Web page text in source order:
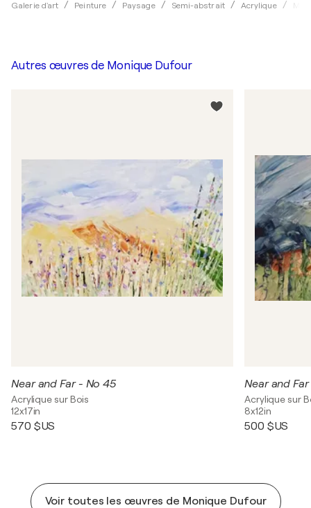
Galerie d'art Peinture Paysage Semi-abstrait Acrylique
Autres œuvres de Monique Dufour
Near and Far - No 45
Acrylique sur Bois
12x17in
570 $US
Near and
Acrylique sur
8x12in
500 $US
Voir toutes les œuvres de Monique Dufour